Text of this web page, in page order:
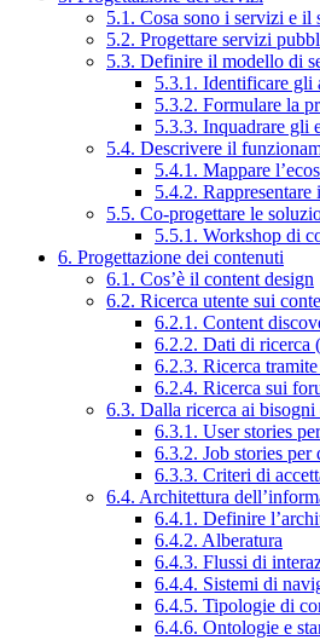
5.1. Cosa sono i servizi e il
5.2. Progettare servizi
5.3. Definire il modello di
5.3.1. Identificare gli
5.3.2. Formulare la
5.3.3. Inquadrare gli
5.4. Descrivere il
5.4.1. Mappare
5.4.2.
5.5. Co-progettare le
5.5.1. Workshop di
6. Progettazione dei contenuti
6.1. Cos’è il content design
6.2. Ricerca utente sui
6.2.1. Content
6.2.2. Dati di ricerca
6.2.3. Ricerca
6.2.4. Ricerca sui
6.3. Dalla ricerca ai bisogni
6.3.1. User stories
6.3.2. Job stories
6.3.3. Criteri di
6.4. Architettura
6.4.1. Definire
6.4.2. Alberatura
6.4.3. Flussi di
6.4.4. Sistemi di
6.4.5. Tipologie di
6.4.6. Ontologie e